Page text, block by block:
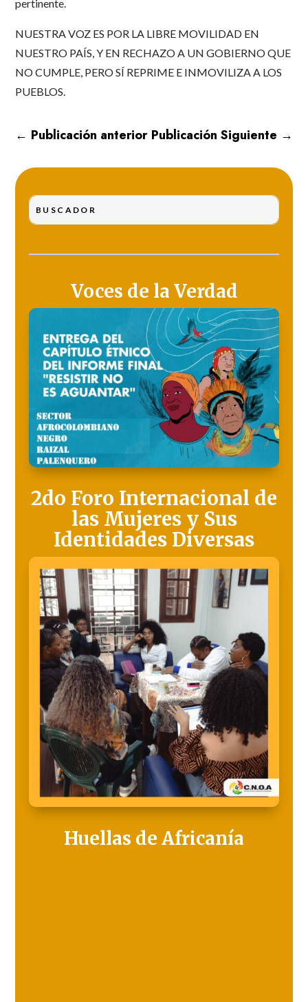
pertinente.
NUESTRA VOZ ES POR LA LIBRE MOVILIDAD EN
NUESTRO PAÍS, Y EN RECHAZO A UN GOBIERNO QUE
NO CUMPLE, PERO SÍ REPRIME E INMOVILIZA A LOS
PUEBLOS.
← Publicación anterior Publicación Siguiente →
Voces de la Verdad
2do Foro Internacional de
las Mujeres y Sus
Identidades Diversas
Huellas de Africanía